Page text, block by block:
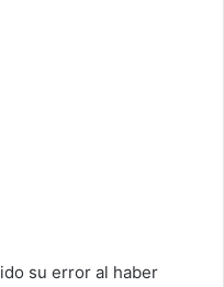
su error al haber